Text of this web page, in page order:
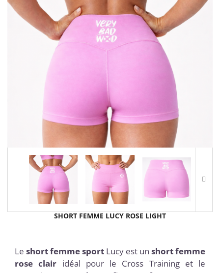
SHORT FEMME LUCY ROSE LIGHT
Le short femme sport Lucy est un short femme
rose clair idéal pour le Cross Training et le